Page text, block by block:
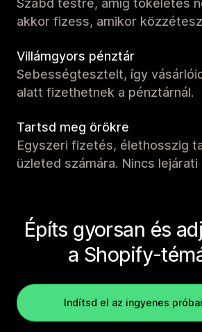
Szabd testre, amíg tökéletes
akkor fizess, amikor
Villámgyors pénztár
Sebességtesztelt, így
alatt fizethetnek a pénztárnál.
Tartsd meg örökre
Egyszeri fizetés, élethosszig
üzleted számára. Nincs lejárati
Építs gyorsan és
a Shopify-
Indítsd el az ingyenes